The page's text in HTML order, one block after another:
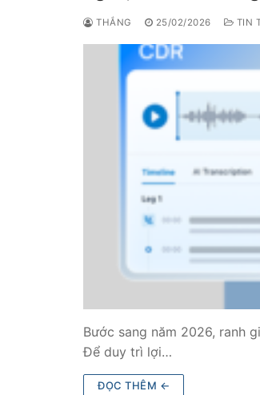
THẮNG 25/02/2026 TIN
Bước sang năm 2026, ranh
Để duy trì lợi…
ĐỌC THÊM ←